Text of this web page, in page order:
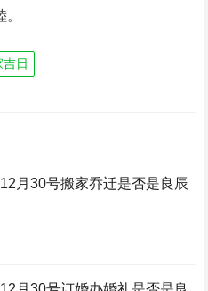
吉日
月30号搬家乔迁是否是良辰